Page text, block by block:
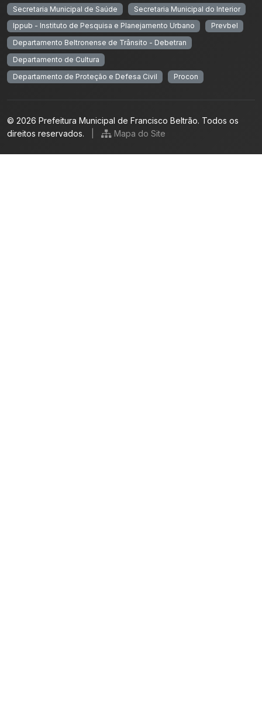
Secretaria Municipal de Saúde
Secretaria Municipal do Interior
Ippub - Instituto de Pesquisa e Planejamento Urbano
Prevbel
Departamento Beltronense de Trânsito - Debetran
Departamento de Cultura
Departamento de Proteção e Defesa Civil
Procon
© 2026 Prefeitura Municipal de Francisco Beltrão. Todos os
direitos reservados.
Mapa do Site